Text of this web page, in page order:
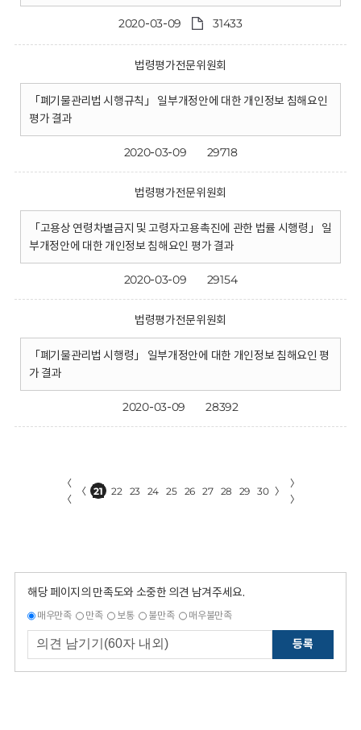
2020-03-09 31433
법령평가전문위원회
「폐기물관리법 시행규칙」 일부개정안에 대한 개인정보 침해요인
평가 결과
2020-03-09 29718
법령평가전문위원회
「고용상 연령차별금지 및 고령자고용촉진에 관한 법률 시행령」 일
부개정안에 대한 개인정보 침해요인 평가 결과
2020-03-09 29154
법령평가전문위원회
「폐기물관리법 시행령」 일부개정안에 대한 개인정보 침해요인 평
가 결과
2020-03-09 28392
〈
〈
〈 21 22 23 24 25 26 27 28 29 30 〉
〉
〉
해당 페이지의 만족도와 소중한 의견 남겨주세요.
매우만족 만족 보통 불만족 매우불만족
등록